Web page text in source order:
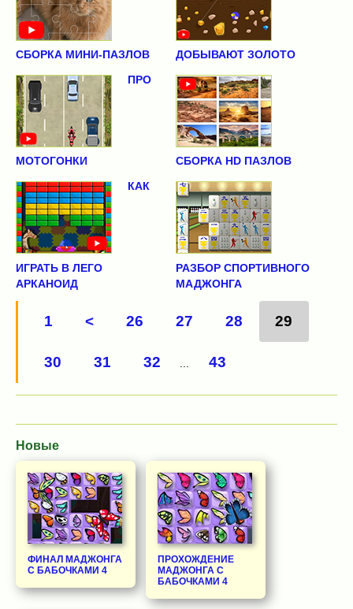
СБОРКА МИНИ-ПАЗЛОВ
ДОБЫВАЮТ ЗОЛОТО
ПРО
МОТОГОНКИ
СБОРКА HD ПАЗЛОВ
КАК
ИГРАТЬ В ЛЕГО
АРКАНОИД
РАЗБОР СПОРТИВНОГО
МАДЖОНГА
1 < 26 27 28 29
30 31 32 43
Новые
ФИНАЛ МАДЖОНГА
С БАБОЧКАМИ 4
ПРОХОЖДЕНИЕ
МАДЖОНГА С
БАБОЧКАМИ 4